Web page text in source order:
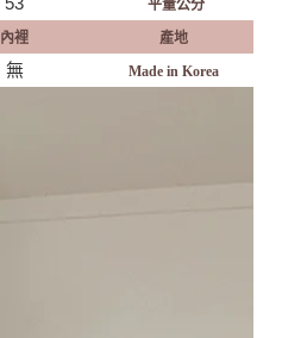
平量公分
內裡 產地
無 Made in Korea